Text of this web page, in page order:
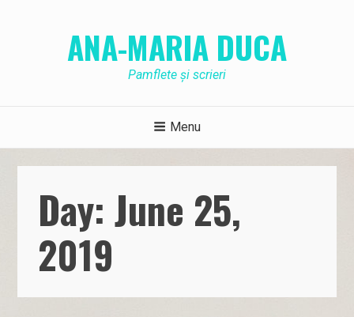
ANA-MARIA DUCA
Pamflete și scrieri
Menu
Day: June 25,
2019